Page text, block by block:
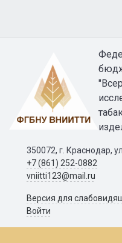
350072, г. Краснодар,
+7 (861) 252-0882
vniitti123@mail.ru
Версия для
Войти